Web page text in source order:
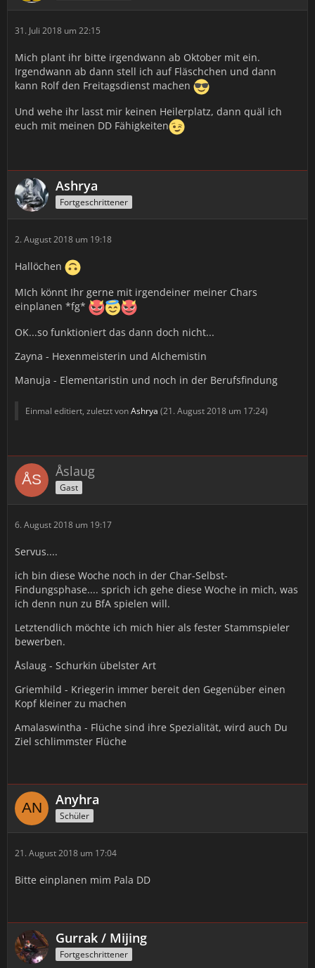
31. Juli 2018 um 22:15
Mich plant ihr bitte irgendwann ab Oktober mit ein.
Irgendwann ab dann stell ich auf Fläschchen und dann
kann Rolf den Freitagsdienst machen
Und wehe ihr lasst mir keinen Heilerplatz, dann quäl ich
euch mit meinen DD Fähigkeiten
Ashrya
Fortgeschrittener
2. August 2018 um 19:18
Hallöchen
MIch könnt Ihr gerne mit irgendeiner meiner Chars
einplanen *fg*
OK...so funktioniert das dann doch nicht...
Zayna - Hexenmeisterin und Alchemistin
Manuja - Elementaristin und noch in der Berufsfindung
Einmal editiert, zuletzt vonAshrya (21. August 2018 um 17:24)
Åslaug
Gast
6. August 2018 um 19:17
Servus....
ich bin diese Woche noch in der Char-Selbst-
Findungsphase.... sprich ich gehe diese Woche in mich, was
ich denn nun zu BfA spielen will.
Letztendlich möchte ich mich hier als fester Stammspieler
bewerben.
Åslaug - Schurkin übelster Art
Griemhild - Kriegerin immer bereit den Gegenüber einen
Kopf kleiner zu machen
Amalaswintha - Flüche sind ihre Spezialität, wird auch Du
Ziel schlimmster Flüche
Anyhra
Schüler
21. August 2018 um 17:04
Bitte einplanen mim Pala DD
Gurrak / Mijing
Fortgeschrittener